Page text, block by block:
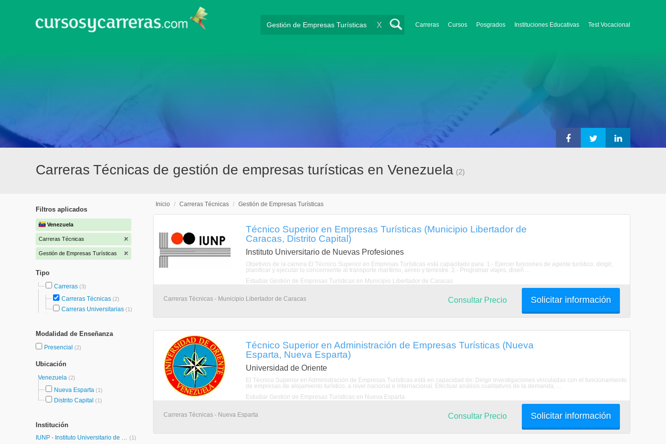
Carreras Cursos Posgrados Instituciones Educativas Test Vocacional
X
Carreras Técnicas de gestión de empresas turísticas en Venezuela (2)
Filtros aplicados
Venezuela
Carreras Técnicas
Gestión de Empresas Turísticas
Tipo
Carreras (3)
Carreras Técnicas (2)
Carreras Universitarias (1)
Modalidad de Enseñanza
Presencial (2)
Ubicación
Venezuela (2)
Nueva Esparta (1)
Distrito Capital (1)
Institución
IUNP - Instituto Universitario de Nuevas Profesiones (1)
Inicio / Carreras Técnicas / Gestión de Empresas Turísticas
Técnico Superior en Empresas Turísticas (Municipio Libertador de
Caracas, Distrito Capital)
Instituto Universitario de Nuevas Profesiones
Objetivos de la carrera El Técnico Superior en Empresas Turísticas está capacitado para: 1.- Ejercer funciones de agente turístico; dirigir,
planificar y ejecutar lo concerniente al transporte marítimo, aéreo y terrestre. 2.- Programar viajes, diseñ ...
Estudiar Gestión de Empresas Turísticas en Municipio Libertador de Caracas
Carreras Técnicas - Municipio Libertador de Caracas Solicitar información
Consultar Precio
Técnico Superior en Administración de Empresas Turísticas (Nueva
Esparta, Nueva Esparta)
Universidad de Oriente
El Técnico Superior en Administración de Empresas Turísticas está en capacidad de: Dirigir investigaciones vinculadas con el funcionamiento
de empresas de alojamiento turístico, a nivel nacional e internacional. Efectuar análisis cualitativos de la demanda, ...
Estudiar Gestión de Empresas Turísticas en Nueva Esparta
Carreras Técnicas - Nueva Esparta Solicitar información
Consultar Precio